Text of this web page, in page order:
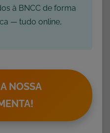
à BNCC de forma
— tudo online,
NOSSA